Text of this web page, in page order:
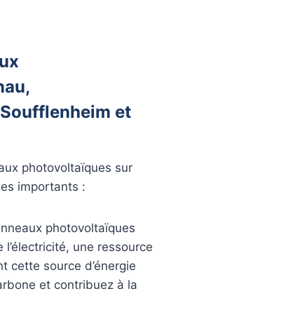
et
photovoltaïques sur
importants :
photovoltaïques
une ressource
cette source d’énergie
et contribuez à la